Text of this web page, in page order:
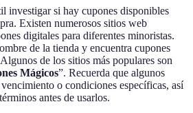
investigar si hay cupones disponibles
Existen numerosos sitios web
digitales para diferentes minoristas.
de la tienda y encuentra cupones
de los sitios más populares son
Mágicos”. Recuerda que algunos
o condiciones específicas, así
antes de usarlos.